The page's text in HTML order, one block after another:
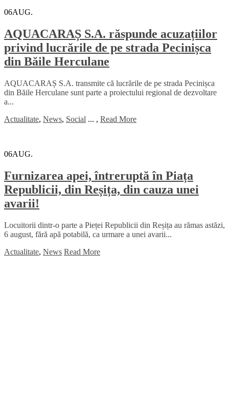
06AUG.
AQUACARAȘ S.A. răspunde acuzațiilor
privind lucrările de pe strada Pecinișca
din Băile Herculane
AQUACARAȘ S.A. transmite că lucrările de pe strada Pecinișca
din Băile Herculane sunt parte a proiectului regional de dezvoltare
a...
Actualitate, News, Social ... , Read More
06AUG.
Furnizarea apei, întreruptă în Piața
Republicii, din Reșița, din cauza unei
avarii!
Locuitorii dintr-o parte a Pieței Republicii din Reșița au rămas astăzi,
6 august, fără apă potabilă, ca urmare a unei avarii...
Actualitate, News Read More